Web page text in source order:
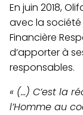
En juin 2018,
avec la
Financière
d’apporter à
responsables.
« (…) C’est la
l’Homme au